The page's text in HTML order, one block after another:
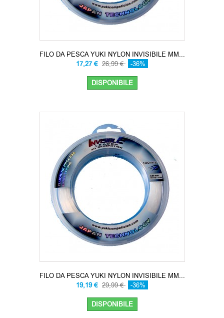
FILO DA PESCA YUKI NYLON INVISIBILE MM...
17,27 € 26,99 € -36%
DISPONIBILE
FILO DA PESCA YUKI NYLON INVISIBILE MM...
19,19 € 29,99 € -36%
DISPONIBILE